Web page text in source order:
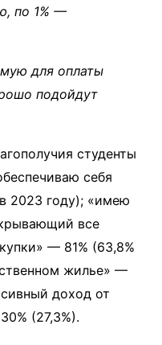
по 1% —
для оплаты
подойдут
студенты
себя
2023 году); «имею
все
— 81% (63,8%
жилье» —
доход от
(27,3%).